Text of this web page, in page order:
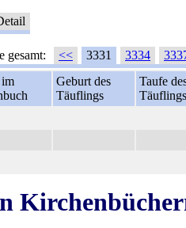
gesamt: << 3331 3334
Geburt des
Täuflings
Taufe
Täuflings